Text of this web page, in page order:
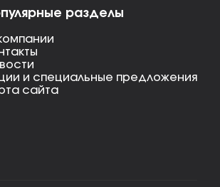
разделы
и специальные предложения
сайта